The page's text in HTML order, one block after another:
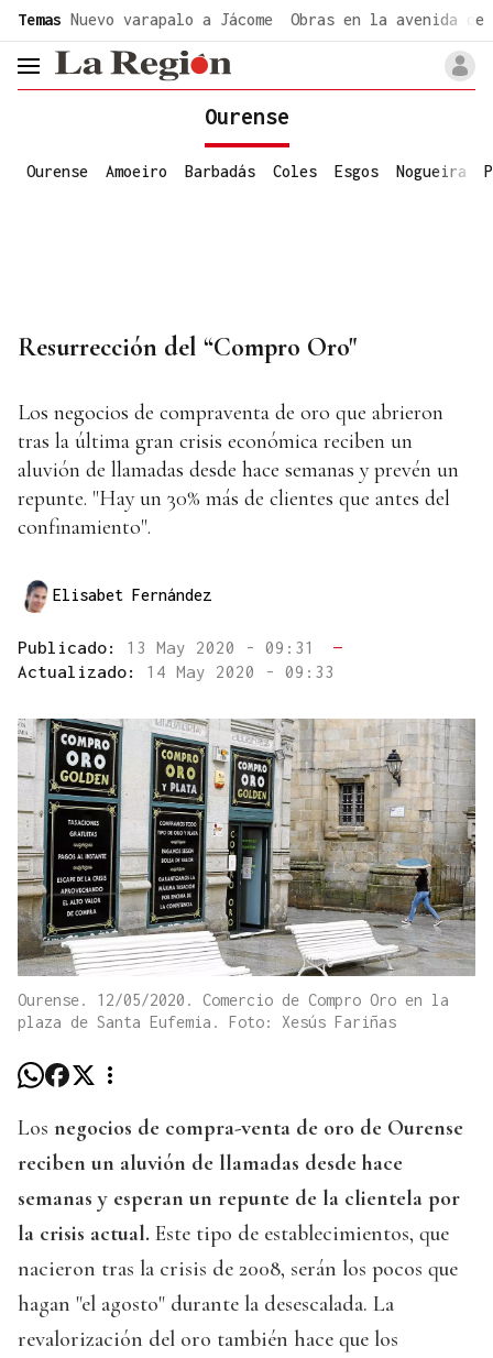
Temas Nuevo varapalo a Jácome Obras en la avenida de
header.menu.open
Ourense
Ourense Amoeiro Barbadás Coles Esgos Nogueira
Resurrección del “Compro Oro"
Los negocios de compraventa de oro que abrieron
tras la última gran crisis económica reciben un
aluvión de llamadas desde hace semanas y prevén un
repunte. "Hay un 30% más de clientes que antes del
confinamiento".
Elisabet Fernández
Publicado: 13 May 2020 - 09:31
—
Actualizado: 14 May 2020 - 09:33
Ourense. 12/05/2020. Comercio de Compro Oro en la
plaza de Santa Eufemia. Foto: Xesús Fariñas
Los negocios de compra-venta de oro de Ourense
reciben un aluvión de llamadas desde hace
semanas y esperan un repunte de la clientela por
la crisis actual. Este tipo de establecimientos, que
nacieron tras la crisis de 2008, serán los pocos que
hagan "el agosto" durante la desescalada. La
revalorización del oro también hace que los